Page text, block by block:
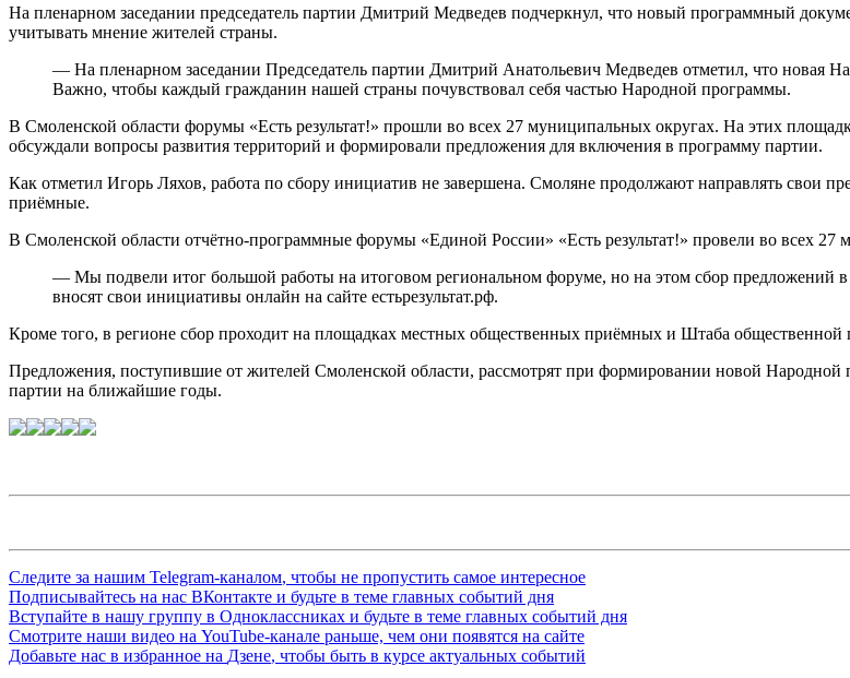
На пленарном заседании председатель партии Дмитрий Медведев подчеркнул, что новый программный
учитывать мнение жителей страны.
— На пленарном заседании Председатель партии Дмитрий Анатольевич Медведев отметил, что новая
Важно, чтобы каждый гражданин нашей страны почувствовал себя частью Народной программы.
В Смоленской области форумы «Есть результат!» прошли во всех 27 муниципальных округах. На этих
обсуждали вопросы развития территорий и формировали предложения для включения в программу партии.
Как отметил Игорь Ляхов, работа по сбору инициатив не завершена. Смоляне продолжают направлять свои
приёмные.
В Смоленской области отчётно-программные форумы «Единой России» «Есть результат!» провели во всех 27
— Мы подвели итог большой работы на итоговом региональном форуме, но на этом сбор предложений
вносят свои инициативы онлайн на сайте естьрезультат.рф.
Кроме того, в регионе сбор проходит на площадках местных общественных приёмных и Штаба общественной
Предложения, поступившие от жителей Смоленской области, рассмотрят при формировании новой
партии на ближайшие годы.
Следите за нашим Telegram-каналом, чтобы не пропустить самое интересное
Подписывайтесь на нас ВКонтакте и будьте в теме главных событий дня
Вступайте в нашу группу в Одноклассниках и будьте в теме главных событий дня
Смотрите наши видео на YouTube-канале раньше, чем они появятся на сайте
Добавьте нас в избранное на Дзене, чтобы быть в курсе актуальных событий